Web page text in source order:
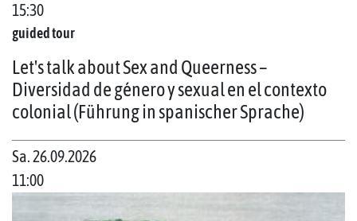
15:30
guided tour
Let's talk about Sex and Queerness –
Diversidad de género y sexual en el contexto
colonial (Führung in spanischer Sprache)
Sa. 26.09.2026
11:00